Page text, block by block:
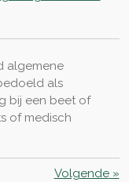
algemene
als
bij een beet of
of medisch
Volgende»